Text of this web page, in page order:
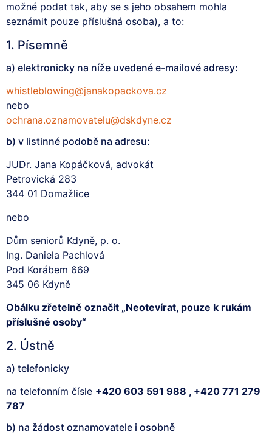
možné podat tak, aby se s jeho obsahem mohla
seznámit pouze příslušná osoba), a to:
1. Písemně
a) elektronicky na níže uvedené e-mailové adresy:
whistleblowing@janakopackova.cz
nebo
ochrana.oznamovatelu@dskdyne.cz
b) v listinné podobě na adresu:
JUDr. Jana Kopáčková, advokát
Petrovická 283
344 01 Domažlice
nebo
Dům seniorů Kdyně, p. o.
Ing. Daniela Pachlová
Pod Korábem 669
345 06 Kdyně
Obálku zřetelně označit „Neotevírat, pouze k rukám
příslušné osoby“
2. Ústně
a) telefonicky
na telefonním čísle +420 603 591 988 , +420 771 279
787
b) na žádost oznamovatele i osobně